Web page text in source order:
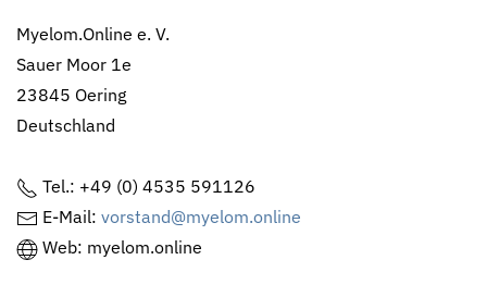
Myelom.Online e. V.
Sauer Moor 1e
23845 Oering
Deutschland
Tel.: +49 (0) 4535 591126
E-Mail: vorstand@myelom.online
Web: myelom.online